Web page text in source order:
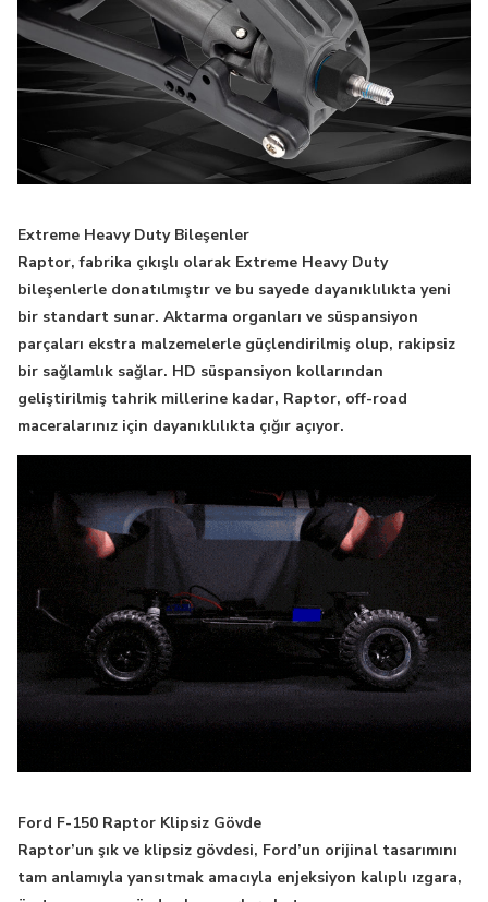
Extreme Heavy Duty Bileşenler
Raptor, fabrika çıkışlı olarak Extreme Heavy Duty
bileşenlerle donatılmıştır ve bu sayede dayanıklılıkta yeni
bir standart sunar. Aktarma organları ve süspansiyon
parçaları ekstra malzemelerle güçlendirilmiş olup, rakipsiz
bir sağlamlık sağlar. HD süspansiyon kollarından
geliştirilmiş tahrik millerine kadar, Raptor, off-road
maceralarınız için dayanıklılıkta çığır açıyor.
Ford F-150 Raptor Klipsiz Gövde
Raptor’un şık ve klipsiz gövdesi, Ford’un orijinal tasarımını
tam anlamıyla yansıtmak amacıyla enjeksiyon kalıplı ızgara,